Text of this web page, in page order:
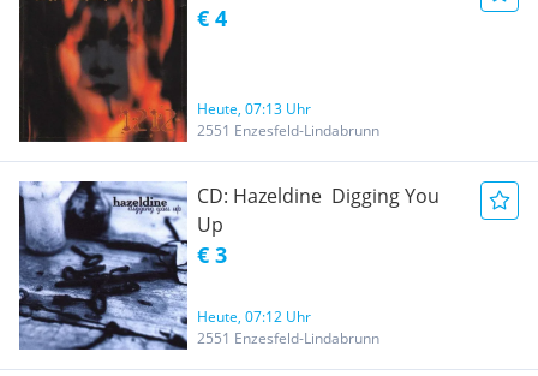
€ 4
Heute, 07:13 Uhr
2551 Enzesfeld-Lindabrunn
CD: Hazeldine  Digging You
Up
€ 3
Heute, 07:12 Uhr
2551 Enzesfeld-Lindabrunn